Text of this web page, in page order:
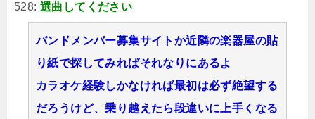
528: 選曲してください
バンドメンバー募集サイトか近隣の楽器屋の貼
り紙で探してみればそれなりにあるよ
カラオケ経験しかなければ最初は必ず絶望する
だろうけど、乗り越えたら段違いに上手くなる